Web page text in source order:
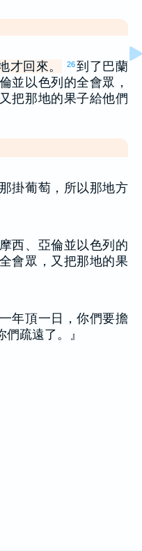
才回來。 26到了巴蘭
並以色列的全會眾，
把那地的果子給他們
掛葡萄，所以那地方
西、亞倫並以色列的
會眾，又把那地的果
年頂一日，你們要擔
疏遠了。』